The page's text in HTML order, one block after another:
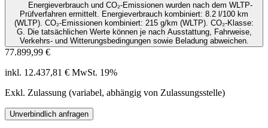
Energieverbrauch und CO₂-Emissionen wurden nach dem WLTP-
Prüfverfahren ermittelt. Energieverbrauch kombiniert: 8.2 l/100 km
(WLTP). CO₂-Emissionen kombiniert: 215 g/km (WLTP). CO₂-Klasse:
G. Die tatsächlichen Werte können je nach Ausstattung, Fahrweise,
Verkehrs- und Witterungsbedingungen sowie Beladung abweichen.
77.899,99 €
inkl. 12.437,81 € MwSt. 19%
Exkl. Zulassung (variabel, abhängig von Zulassungsstelle)
Unverbindlich anfragen